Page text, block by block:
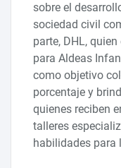
sobre el
sociedad civil
parte, DHL,
para Aldeas
como objetivo
porcentaje y
quienes reciben
talleres
habilidades para